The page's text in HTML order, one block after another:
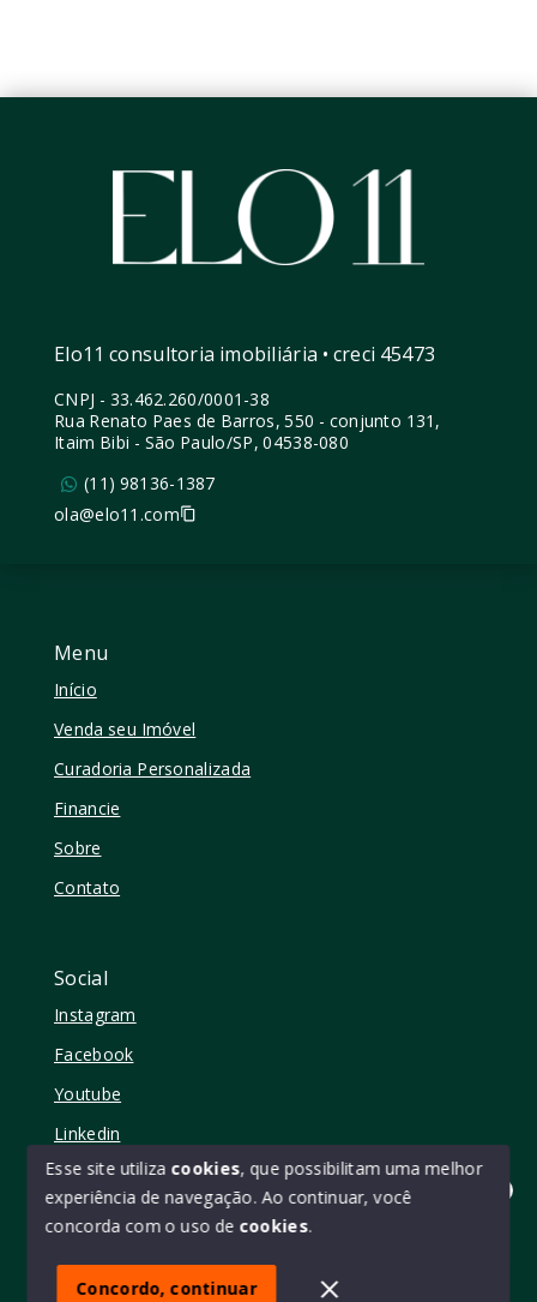
Olá! quer mudar de casa?
Menu
Início
Venda seu Imóvel
Curadoria Personalizada
Financie
Sobre
Contato
Social
Instagram
Facebook
Youtube
Linkedin
© Copyright 2026 - Elo11 consultoria imobiliária • creci
SITE PARA IMOBILIARIA
Elo11 consultoria imobiliária • creci 45473
CNPJ - 33.462.260/0001-38
Rua Renato Paes de Barros, 550 - conjunto 131,
Itaim Bibi - São Paulo/SP, 04538-080
(11) 98136-1387
ola@elo11.com
Esse site utiliza cookies, que possibilitam uma melhor
experiência de navegação. Ao continuar, você
concorda com o uso de cookies.
Concordo, continuar